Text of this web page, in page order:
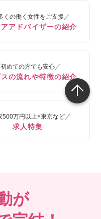
くの働く女性をご支援／
アドバイザーの紹介
初めての方でも安心／
の流れや特徴の紹介
500万円以上×東京など／
求人特集
が